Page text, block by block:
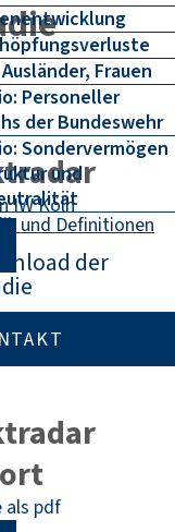
Frauen
Personeller
der Bundeswehr
Sondervermögen
und
und Definitionen
der
IW Köln
als pdf